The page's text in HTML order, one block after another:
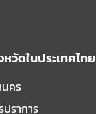
วัดในประเทศไทย
คร
ราการ